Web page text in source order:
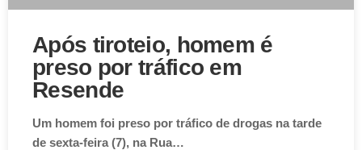
Após tiroteio, homem é
preso por tráfico em
Resende
Um homem foi preso por tráfico de drogas na tarde
de sexta-feira (7), na Rua…